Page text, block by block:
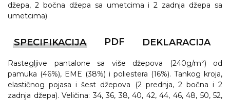
RADNA OPREMA
džepa, 2 bočna džepa sa umetcima i 2 zadnja džepa sa
umetcima)
SPECIFIKACIJA PDF DEKLARACIJA
Rastegljive pantalone sa više džepova (240g/m²) od
pamuka (46%), EME (38%) i poliestera (16%). Tankog kroja,
elastičnog pojasa i šest džepova (2 prednja, 2 bočna i 2
zadnja džepa). Veličina: 34, 36, 38, 40, 42, 44, 46, 48, 50, 52,